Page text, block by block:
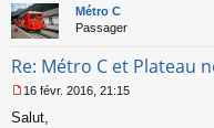
Métro C
Passager
Re: Métro C et Plateau
e
16 févr. 2016, 21:15
Salut,